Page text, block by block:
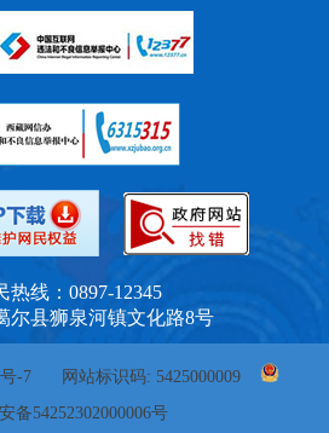
线：0897-12345
尔县狮泉河镇文化路8号
-7
网站标识码: 5425000009
备54252302000006号